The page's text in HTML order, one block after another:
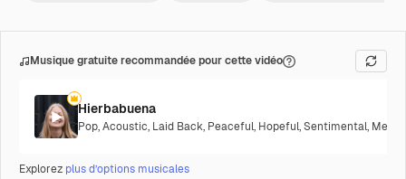
Musique gratuite recommandée pour cette vidéo
Hierbabuena
Pop,Acoustic, Laid Back, Peaceful, Hopeful,Sentimental,
Explorez plus d’options musicales